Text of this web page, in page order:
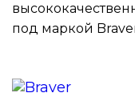
под маркой